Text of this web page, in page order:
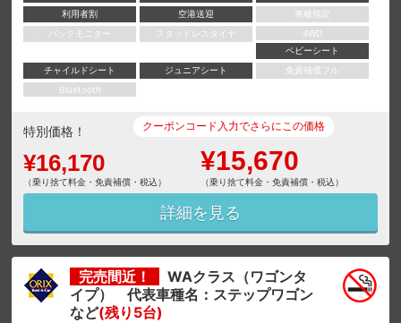
利用者割
空港送迎
車種指定
バックモニター
スタッドレスタイヤ
4WD
ベビーシート
チャイルドシート
ジュニアシート
免責補償フル
Bluetooth
特別価格！
¥16,170
（乗り捨て料金・免責補償・税込）
クーポンコード入力でさらにこの価格
¥15,670
（乗り捨て料金・免責補償・税込）
詳細を見る
完売間近！
WAクラス（ワゴンタ
イプ） 代表車種名：ステップワゴン
など(残り5台)